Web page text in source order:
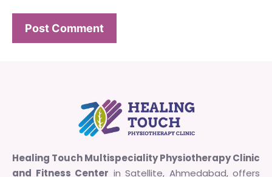
Healing Touch Multispeciality Physiotherapy Clinic
and Fitness Center in Satellite, Ahmedabad, offers